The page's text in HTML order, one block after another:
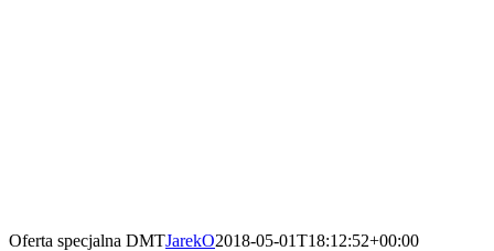
Oferta specjalna DMTJarekO2018-05-01T18:12:52+00:00